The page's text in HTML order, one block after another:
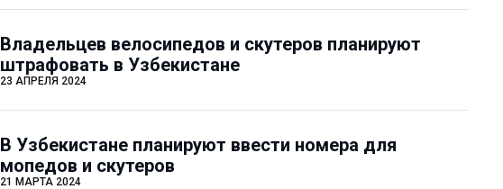
Владельцев велосипедов и скутеров планируют
штрафовать в Узбекистане
23 АПРЕЛЯ 2024
В Узбекистане планируют ввести номера для
мопедов и скутеров
21 МАРТА 2024